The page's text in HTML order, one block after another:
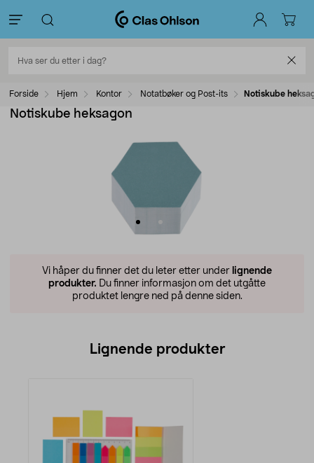
Forside Hjem Kontor Notatbøker og Post-its Notiskube
Notiskube heksagon
Vi håper du finner det du leter etter under lignende
produkter. Du finner informasjon om det utgåtte
produktet lengre ned på denne siden.
Lignende produkter